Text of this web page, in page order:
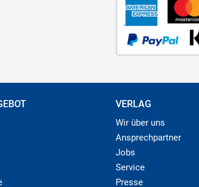
VERLAG
Wir über uns
Ansprechpartner
Jobs
Service
Presse